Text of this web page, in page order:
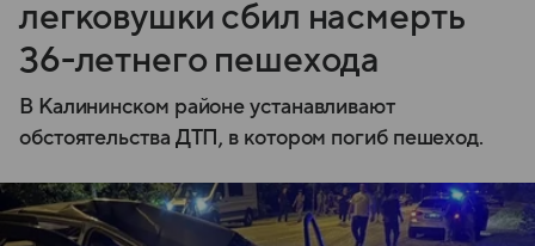
легковушки сбил насмерть
36-летнего пешехода
В Калининском районе устанавливают
обстоятельства ДТП, в котором погиб пешеход.